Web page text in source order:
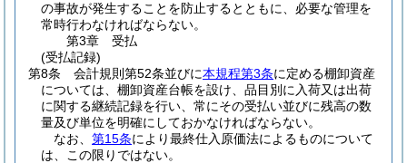
の事故が発生することを防止するとともに、必要な管理を
常時行わなければならない。
第3章
受払
(受払記録)
第8条
会計規則第52条並びに本規程第3条に定める棚卸資産
については、棚卸資産台帳を設け、品目別に入荷又は出荷
に関する継続記録を行い、常にその受払い並びに残高の数
量及び単位を明確にしておかなければならない。
なお、 第15条により最終仕入原価法によるものについて
は、この限りではない。